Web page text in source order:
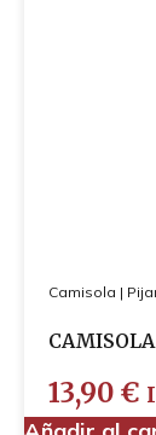
Camisola |
13,90 €